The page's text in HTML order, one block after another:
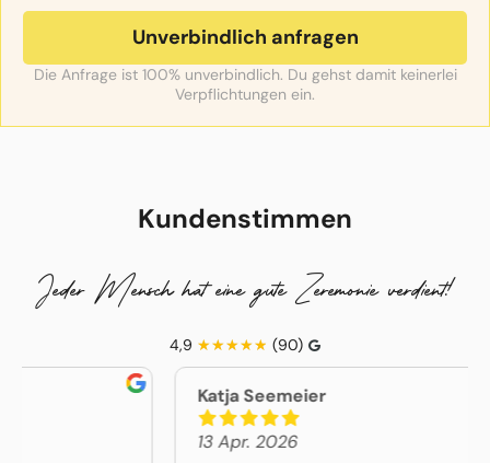
Die Anfrage ist 100% unverbindlich. Du gehst damit keinerlei
Verpflichtungen ein.
Kundenstimmen
Jeder Mensch hat eine gute Zeremonie verdient!
4,9 (90)
Katja Seemeier